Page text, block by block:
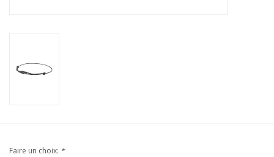
Faire un choix: *